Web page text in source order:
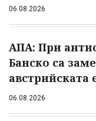
06.08.2026
АПА: При
Банско са
австрийската
06.08.2026